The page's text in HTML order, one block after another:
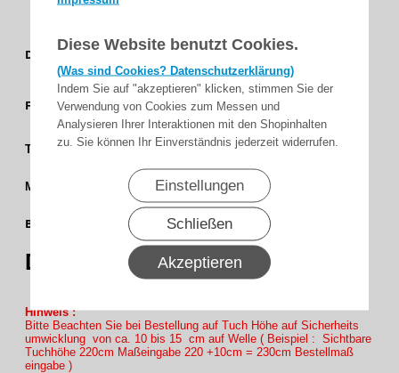
Diese Website benutzt Cookies.
(Was sind Cookies? Datenschutzerklärung)
Indem Sie auf "akzeptieren" klicken, stimmen Sie der
Verwendung von Cookies zum Messen und
Analysieren Ihrer Interaktionen mit den Shopinhalten
zu. Sie können Ihr Einverständnis jederzeit widerrufen.
Einstellungen
Schließen
Akzeptieren
Dessingruppe
Uni /
Feinstruktur
Farbgruppe
Granit -
Grau
Transparenz 4 %
Matrieal
Soltis 92
Bahnbreite
177 cm
(69,7)
Dessin 92-2045
Hinweis :
Bitte Beachten Sie bei Bestellung auf Tuch Höhe auf Sicherheits
umwicklung von ca. 10 bis 15 cm auf Welle ( Beispiel : Sichtbare
Tuchhöhe 220cm Maßeingabe 220 +10cm = 230cm Bestellmaß
eingabe )